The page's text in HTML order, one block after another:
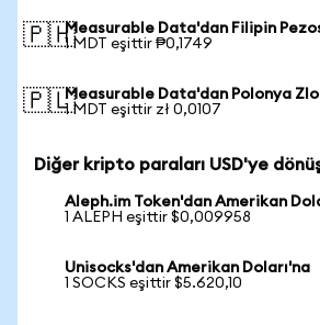
🇵🇭Measurable Data'dan Filipin
1 MDT eşittir ₱0,1749
🇵🇱Measurable Data'dan Polonya
1 MDT eşittir zł 0,0107
Diğer kripto paraları USD'ye
Aleph.im Token'dan Amerikan
1 ALEPH eşittir $0,009958
Unisocks'dan Amerikan Doları'na
1 SOCKS eşittir $5.620,10